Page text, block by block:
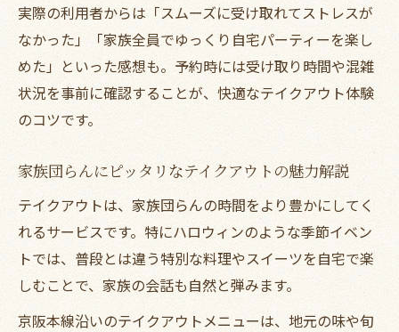
実際の利用者からは「スムーズに受け取れてストレスが
なかった」「家族全員でゆっくり自宅パーティーを楽し
めた」といった感想も。予約時には受け取り時間や混雑
状況を事前に確認することが、快適なテイクアウト体験
のコツです。
家族団らんにピッタリなテイクアウトの魅力解説
テイクアウトは、家族団らんの時間をより豊かにしてく
れるサービスです。特にハロウィンのような季節イベン
トでは、普段とは違う特別な料理やスイーツを自宅で楽
しむことで、家族の会話も自然と弾みます。
京阪本線沿いのテイクアウトメニューは、地元の味や旬